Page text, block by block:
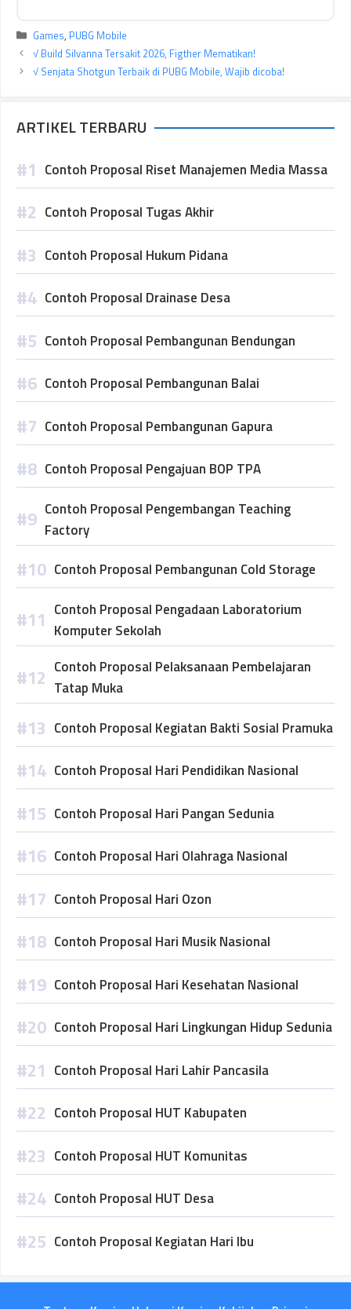
Kategori
Games, PUBG Mobile
√ Build Silvanna Tersakit 2026, Figther Mematikan!
√ Senjata Shotgun Terbaik di PUBG Mobile, Wajib dicoba!
ARTIKEL TERBARU
Contoh Proposal Riset Manajemen Media Massa
Contoh Proposal Tugas Akhir
Contoh Proposal Hukum Pidana
Contoh Proposal Drainase Desa
Contoh Proposal Pembangunan Bendungan
Contoh Proposal Pembangunan Balai
Contoh Proposal Pembangunan Gapura
Contoh Proposal Pengajuan BOP TPA
Contoh Proposal Pengembangan Teaching
Factory
Contoh Proposal Pembangunan Cold Storage
Contoh Proposal Pengadaan Laboratorium
Komputer Sekolah
Contoh Proposal Pelaksanaan Pembelajaran
Tatap Muka
Contoh Proposal Kegiatan Bakti Sosial Pramuka
Contoh Proposal Hari Pendidikan Nasional
Contoh Proposal Hari Pangan Sedunia
Contoh Proposal Hari Olahraga Nasional
Contoh Proposal Hari Ozon
Contoh Proposal Hari Musik Nasional
Contoh Proposal Hari Kesehatan Nasional
Contoh Proposal Hari Lingkungan Hidup Sedunia
Contoh Proposal Hari Lahir Pancasila
Contoh Proposal HUT Kabupaten
Contoh Proposal HUT Komunitas
Contoh Proposal HUT Desa
Contoh Proposal Kegiatan Hari Ibu